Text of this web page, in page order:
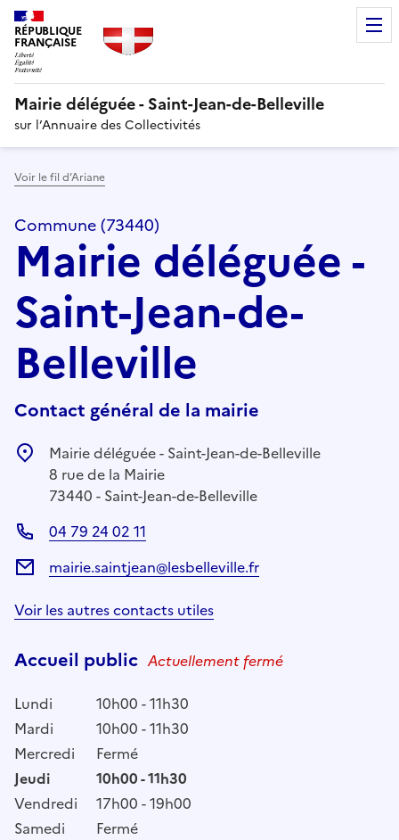
RÉPUBLIQUE
FRANÇAISE
Mairie déléguée - Saint-Jean-de-Belleville
sur l’Annuaire des Collectivités
Voir le fil d’Ariane
Commune (73440)
Mairie déléguée -
Saint-Jean-de-
Belleville
Contact général de la mairie
Mairie déléguée - Saint-Jean-de-Belleville
8 rue de la Mairie
73440 - Saint-Jean-de-Belleville
04 79 24 02 11
mairie.saintjean@lesbelleville.fr
Voir les autres contacts utiles
Accueil public Actuellement fermé
Lundi
10h00 - 11h30
Mardi
10h00 - 11h30
Mercredi
Fermé
Jeudi
10h00 - 11h30
Vendredi
17h00 - 19h00
Samedi
Fermé